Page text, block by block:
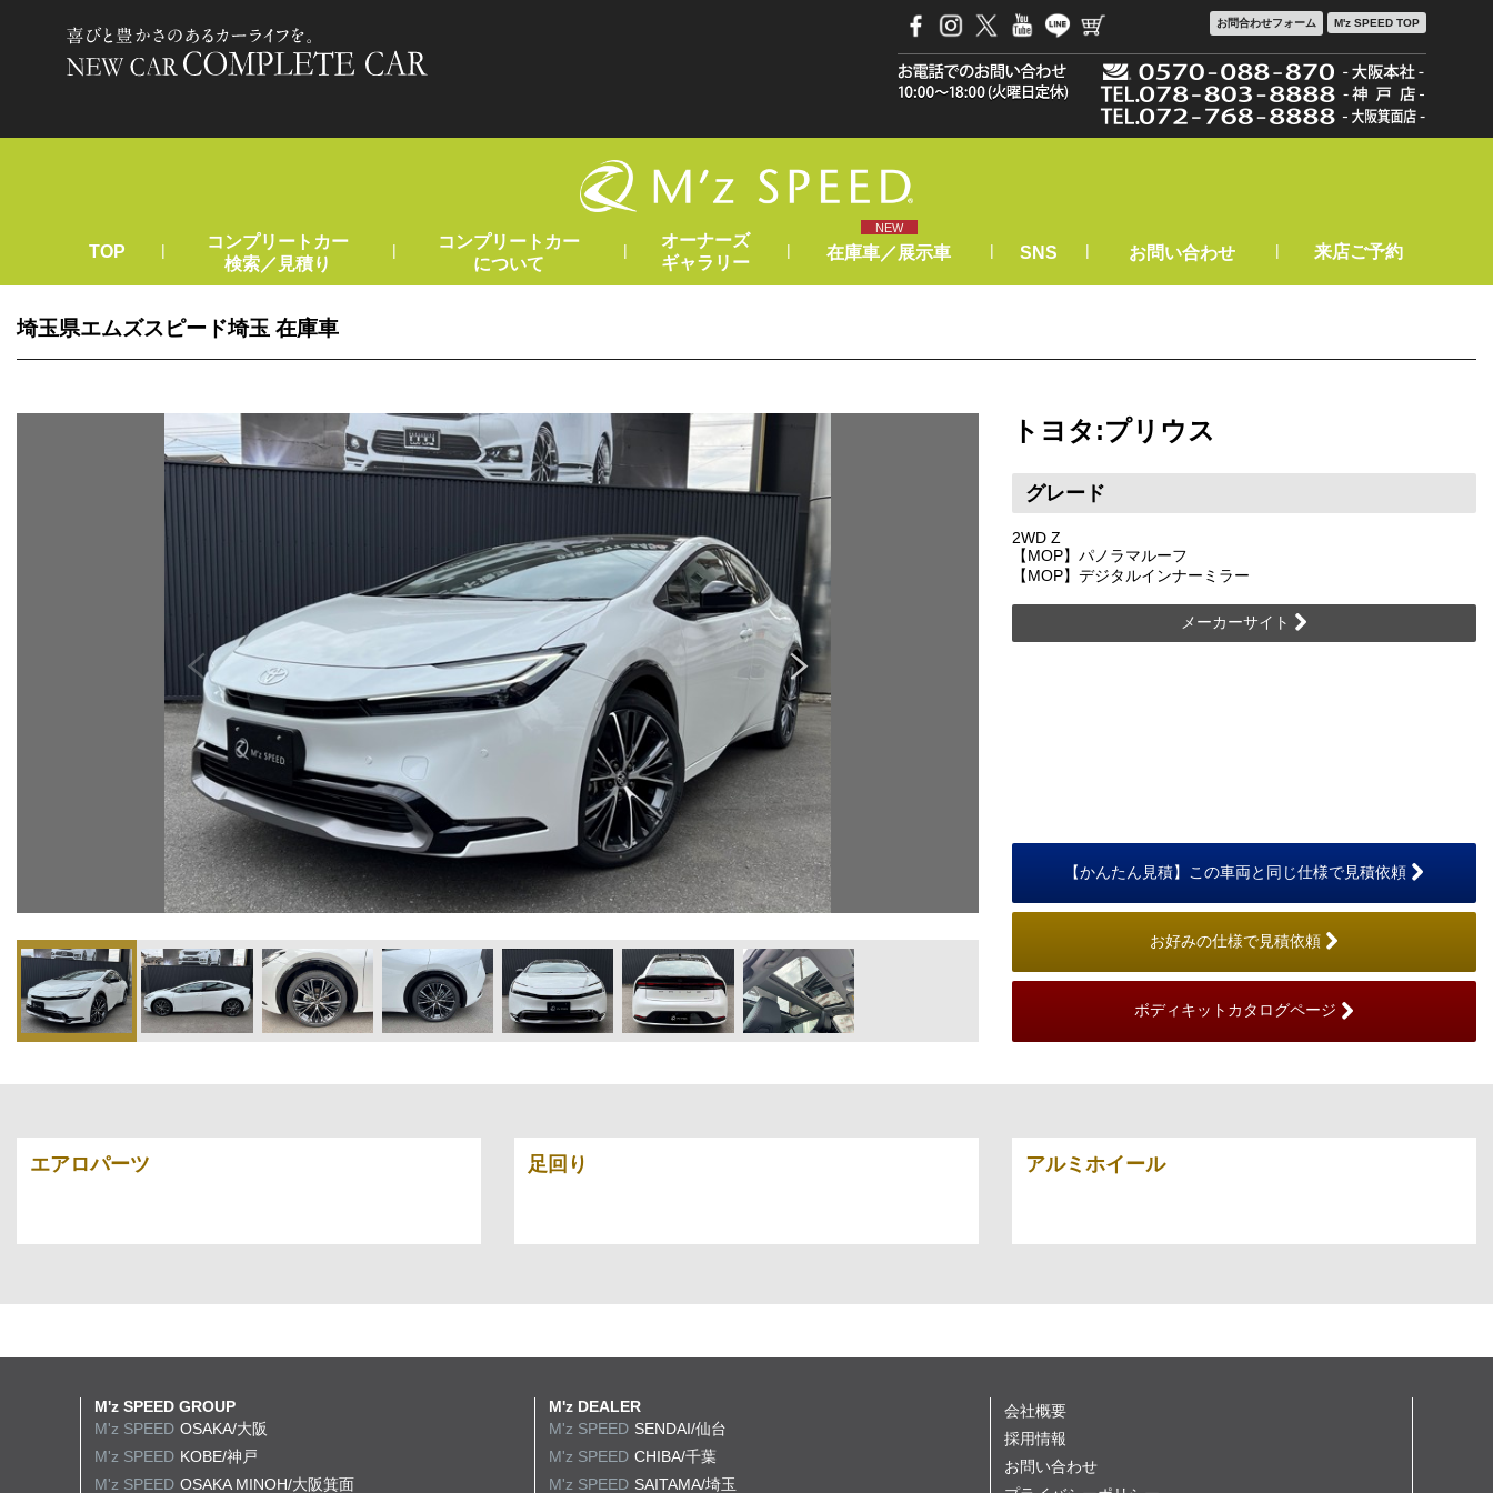
お問合わせフォーム M'z SPEED TOP
TOP |
コンプリートカー
検索／見積り
|
コンプリートカー
について
|
オーナーズ
ギャラリー
|
NEW
在庫車／展示車 | SNS | お問い合わせ | 来店ご予約
埼玉県エムズスピード埼玉 在庫車
トヨタ:プリウス
グレード
2WD Z
【MOP】パノラマルーフ
【MOP】デジタルインナーミラー
メーカーサイト
【かんたん見積】この車両と同じ仕様で見積依頼
お好みの仕様で見積依頼
ボディキットカタログページ
エアロパーツ 足回り アルミホイール
M'z SPEED GROUP
M'z SPEED OSAKA/大阪
M'z SPEED KOBE/神戸
M'z SPEED OSAKA MINOH/大阪箕面
M'z DEALER
M'z SPEED SENDAI/仙台
M'z SPEED CHIBA/千葉
M'z SPEED SAITAMA/埼玉
会社概要
採用情報
お問い合わせ